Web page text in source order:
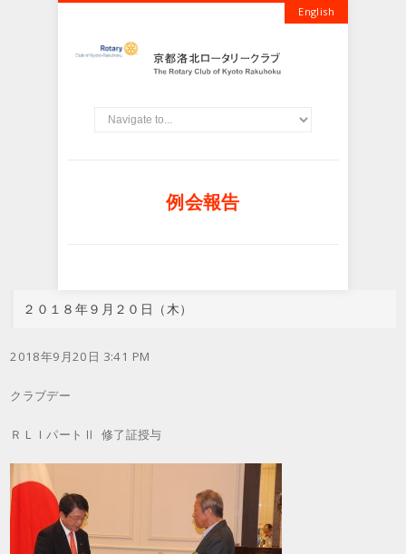
English
例会報告
２０１８年９月２０日（木）
2018年9月20日 3:41 PM
クラブデー
ＲＬＩパートⅡ 修了証授与